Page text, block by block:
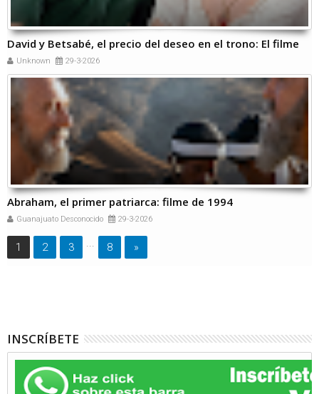
David y Betsabé, el precio del deseo en el trono: El filme
Unknown 29-3-2026
Abraham, el primer patriarca: filme de 1994
Guanajuato Desconocido 29-3-2026
1 2 3 ... 8 »
INSCRÍBETE